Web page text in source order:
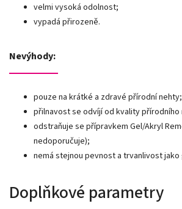
velmi vysoká odolnost;
vypadá přirozeně.
Nevýhody:
pouze na krátké a zdravé přírodní nehty;
přilnavost se odvíjí od kvality přírodního
odstraňuje se přípravkem Gel/Akryl
nedoporučuje);
nemá stejnou pevnost a trvanlivost
Doplňkové parametry